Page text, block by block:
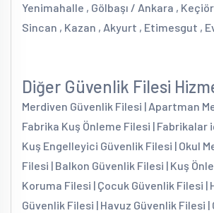
Yenimahalle , Gölbaşı / Ankara ,
Sincan , Kazan , Akyurt , Etimesgut ,
Diğer Güvenlik Filesi
Merdiven Güvenlik Filesi | Apartman
Fabrika Kuş Önleme Filesi | Fabrikalar
Kuş Engelleyici Güvenlik Filesi | Okul
Filesi | Balkon Güvenlik Filesi | Kuş
Koruma Filesi | Çocuk Güvenlik Filesi |
Güvenlik Filesi | Havuz Güvenlik Filesi |